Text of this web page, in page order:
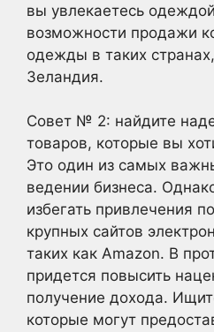
вы увлекаетесь
возможности продажи
одежды в таких
Зеландия.
Совет № 2: найдите
товаров, которые вы
Это один из самых
ведении бизнеса.
избегать привлечения
крупных сайтов
таких как Amazon. В
придется повысить
получение дохода.
которые могут